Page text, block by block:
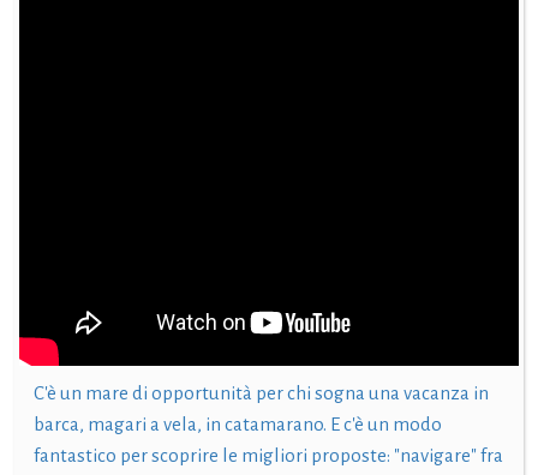
C'è un mare di opportunità per chi sogna una vacanza in
barca, magari a vela, in catamarano. E c'è un modo
fantastico per scoprire le migliori proposte: "navigare" fra